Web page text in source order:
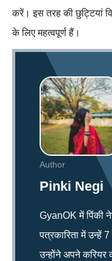
करें। इस तरह की छुट्टियां
के लिए महत्वपूर्ण हैं।
Author
Pinki Negi
GyanOK में पिंकी
पत्रकारिता में उन्हें
उन्होंने अपने